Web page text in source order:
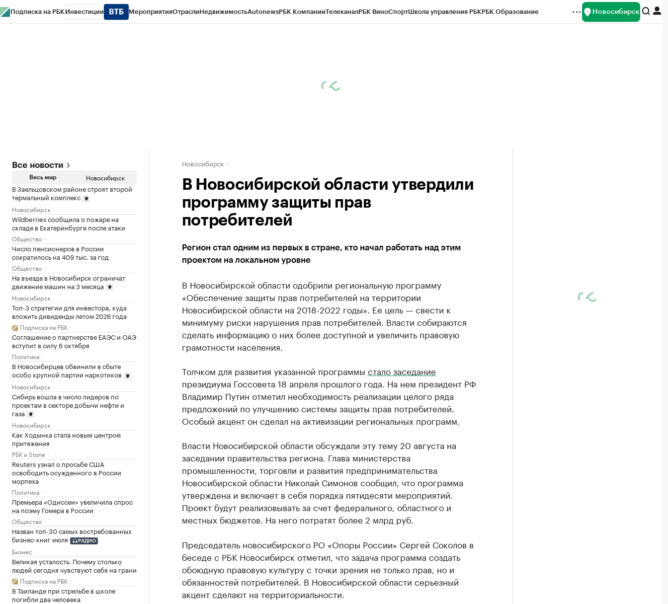
Подписка на РБК Инвестиции МероприятияОтраслиНедвижимостьAutonewsРБК КомпанииТелеканалРБК ВиноСпортШкола управления РБКРБК Образование Новосибирск
Все новости
Весь мир Новосибирск
В Заельцовском районе строят второй
термальный комплекс
Новосибирск
Wildberries сообщила о пожаре на
складе в Екатеринбурге после атаки
Общество
Число пенсионеров в России
сократилось на 409 тыс. за год
Общество
На въезде в Новосибирск ограничат
движение машин на 3 месяца
Новосибирск
Топ-3 стратегии для инвестора, куда
вложить дивиденды летом 2026 года
Подписка на РБК
Соглашение о партнерстве ЕАЭС и ОАЭ
вступит в силу 6 октября
Политика
В Новосибирцев обвинили в сбыте
особо крупной партии наркотиков
Новосибирск
Сибирь вошла в число лидеров по
проектам в секторе добычи нефти и
газа
Новосибирск
Как Ходынка стала новым центром
притяжения
РБК и Stone
Reuters узнал о просьбе США
освободить осужденного в России
морпеха
Политика
Премьера «Одиссеи» увеличила спрос
на поэму Гомера в России
Общество
Назван топ-30 самых востребованных
бизнес-книг июля
РАДИО
Бизнес
Великая усталость. Почему столько
людей сегодня чувствуют себя на грани
Подписка на РБК
В Таиланде при стрельбе в школе
погибли два человека
Новосибирск
В Новосибирской области утвердили
программу защиты прав
потребителей
Регион стал одним из первых в стране, кто начал работать над этим
проектом на локальном уровне
В Новосибирской области одобрили региональную программу
«Обеспечение защиты прав потребителей на территории
Новосибирской области на 2018-2022 годы». Ее цель — свести к
минимуму риски нарушения прав потребителей. Власти собираются
сделать информацию о них более доступной и увеличить правовую
грамотности населения.
Толчком для развития указанной программы стало заседание
президиума Госсовета 18 апреля прошлого года. На нем президент РФ
Владимир Путин отметил необходимость реализации целого ряда
предложений по улучшению системы защиты прав потребителей.
Особый акцент он сделал на активизации региональных программ.
Власти Новосибирской области обсуждали эту тему 20 августа на
заседании правительства региона.​ Глава министерства
промышленности, торговли и развития предпринимательства
Новосибирской области Николай Симонов сообщил, что программа
утверждена и включает в себя порядка пятидесяти мероприятий.
Проект будут реализовывать за счет федерального, областного и
местных бюджетов. На него потратят более 2 млрд руб.
Председатель новосибирского РО «Опоры России» Сергей Соколов в
беседе с РБК Новосибирск отметил, что задача программа создать
обоюдную правовую культуру с точки зрения не только прав, но и
обязанностей потребителей. В Новосибирской области серьезный
акцент сделают на территориальности.